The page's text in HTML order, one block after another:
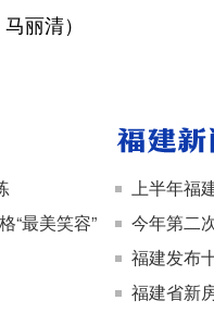
丽清）
“最美笑容”
上半年福
今年第二
福建发布
福建省新